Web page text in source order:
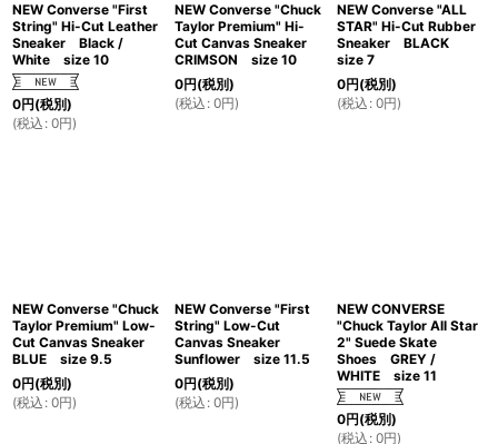
NEW Converse "First
String" Hi-Cut Leather
Sneaker Black /
White size 10
0円(税別)
(税込 : 0円)
NEW Converse "Chuck
Taylor Premium" Hi-
Cut Canvas Sneaker
CRIMSON size 10
0円(税別)
(税込 : 0円)
NEW Converse "ALL
STAR" Hi-Cut Rubber
Sneaker BLACK
size 7
0円(税別)
(税込 : 0円)
NEW Converse "Chuck
Taylor Premium" Low-
Cut Canvas Sneaker
BLUE size 9.5
0円(税別)
(税込 : 0円)
NEW Converse "First
String" Low-Cut
Canvas Sneaker
Sunflower size 11.5
0円(税別)
(税込 : 0円)
NEW CONVERSE
"Chuck Taylor All Star
2" Suede Skate
Shoes GREY /
WHITE size 11
0円(税別)
(税込 : 0円)